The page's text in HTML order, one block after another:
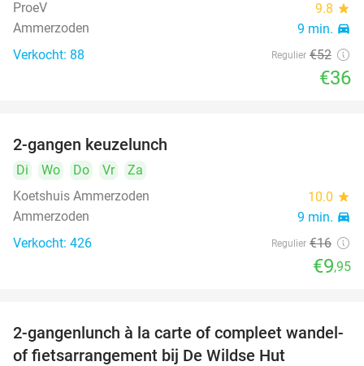
ProeV 9.8 star
Ammerzoden 9 min. directions_car
Verkocht: 88 Regulier €52
€36
2-gangen keuzelunch
Di Wo Do Vr
Za
Koetshuis Ammerzoden
10.0 star
Ammerzoden 9 min. directions_car
Verkocht: 426 Regulier €16
€9,95
34%
2-gangenlunch à la carte of compleet wandel-
of fietsarrangement bij De Wildse Hut